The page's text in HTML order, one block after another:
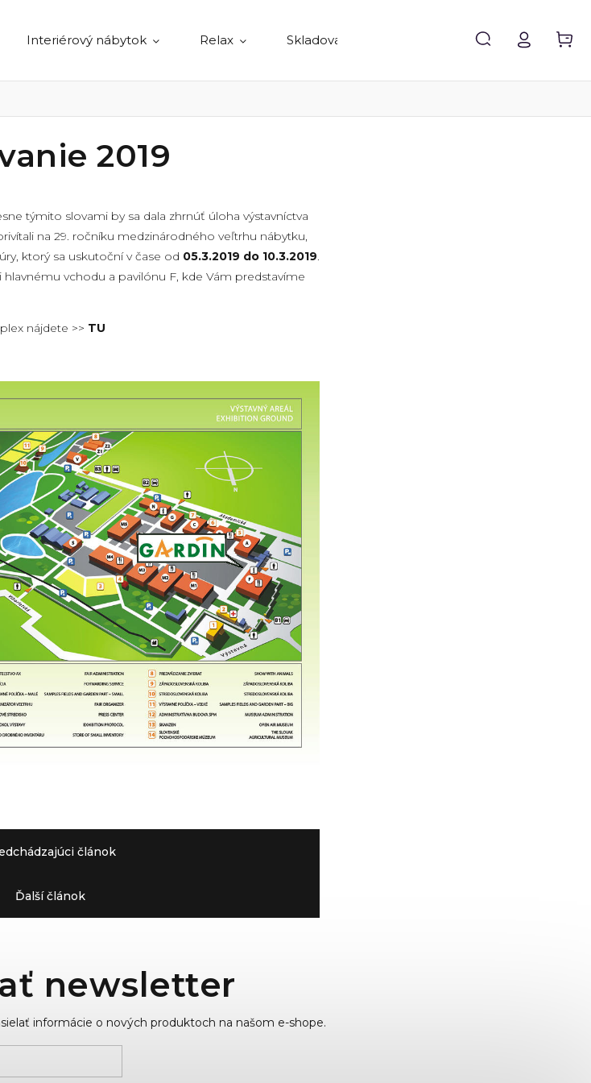
Interiérový nábytok Relax Skladovanie Predávané
2019
týmito slovami by sa dala zhrnúť úloha výstavníctva
na 29. ročníku medzinárodného veľtrhu nábytku,
ktorý sa uskutoční v čase od 05.3.2019 do 10.3.2019.
vchodu a pavilónu F, kde Vám predstavíme
nájdete >> TU
článok
Ďalší článok
newsletter
informácie o nových produktoch na našom e-shope.